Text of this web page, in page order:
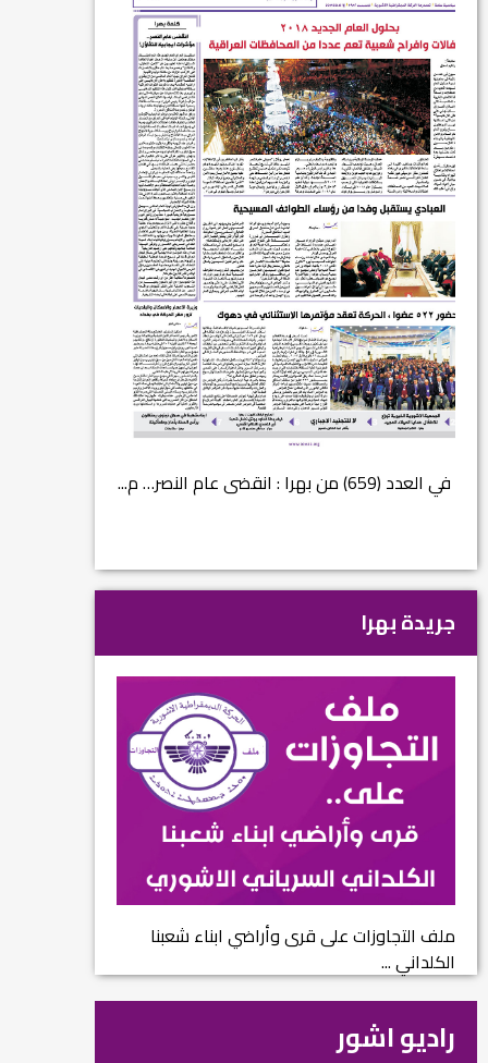
في العدد الجديد من صحيفة بهرا (658): هل
انتهت عملي...
جريدة بهرا
ملف التجاوزات على قرى وأراضي ابناء شعبنا
الكلداني ...
راديو اشور